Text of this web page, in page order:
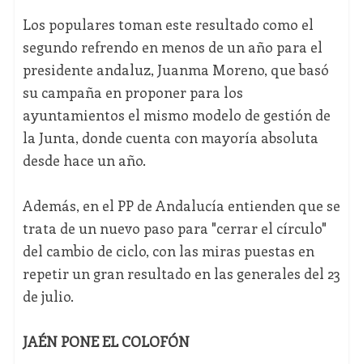
Los populares toman este resultado como el
segundo refrendo en menos de un año para el
presidente andaluz, Juanma Moreno, que basó
su campaña en proponer para los
ayuntamientos el mismo modelo de gestión de
la Junta, donde cuenta con mayoría absoluta
desde hace un año.
Además, en el PP de Andalucía entienden que se
trata de un nuevo paso para "cerrar el círculo"
del cambio de ciclo, con las miras puestas en
repetir un gran resultado en las generales del 23
de julio.
JAÉN PONE EL COLOFÓN